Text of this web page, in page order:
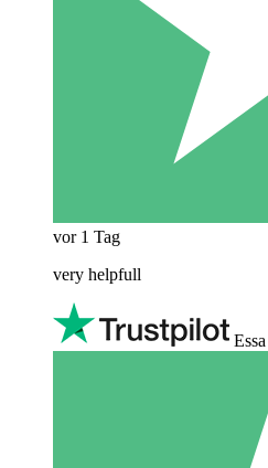
vor 1 Tag
very helpfull